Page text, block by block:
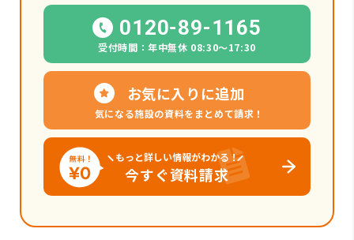
0120-89-1165
受付時間：年中無休 08:30〜17:30
お気に入りに追加
気になる施設の資料をまとめて請求！
もっと詳しい情報がわかる！
今すぐ資料請求